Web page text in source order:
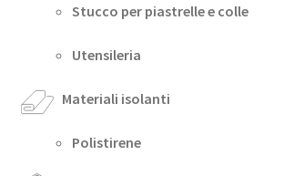
Stucco per piastrelle e colle
Utensileria
Materiali isolanti
Polistirene